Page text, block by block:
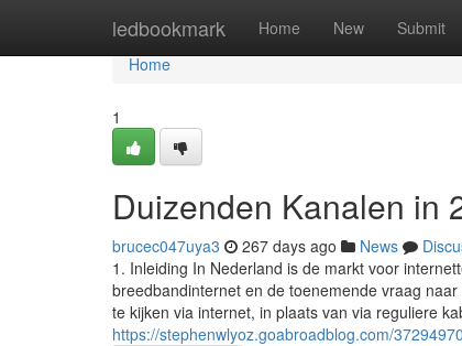
ledbookmark Home New Submit
Home
Home
1
Duizenden Kanalen in
brucec047uya3 267 days ago News
1. Inleiding In Nederland is de markt voor
breedbandinternet en de toenemende vraag
te kijken via internet, in plaats van via reguliere
https://stephenwlyoz.goabroadblog.com/